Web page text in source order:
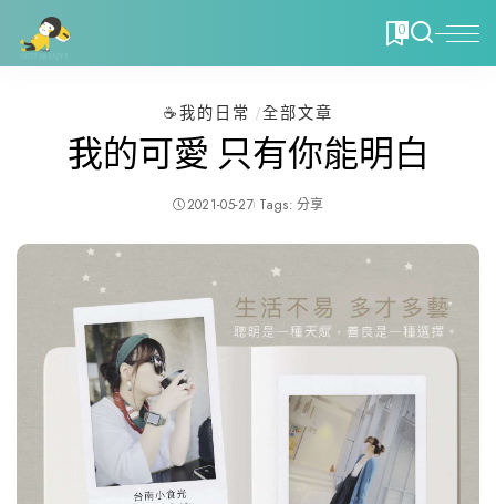
0
☕️我的日常 全部文章
我的可愛 只有你能明白
2021-05-27 Tags: 分享